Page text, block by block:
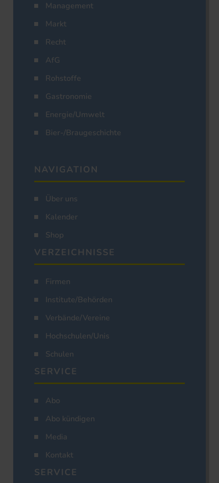
Management
Markt
Recht
AfG
Rohstoffe
Gastronomie
Energie/Umwelt
Bier-/Braugeschichte
NAVIGATION
Über uns
Kalender
Shop
VERZEICHNISSE
Firmen
Institute/Behörden
Verbände/Vereine
Hochschulen/Unis
Schulen
SERVICE
Abo
Abo kündigen
Media
Kontakt
SERVICE